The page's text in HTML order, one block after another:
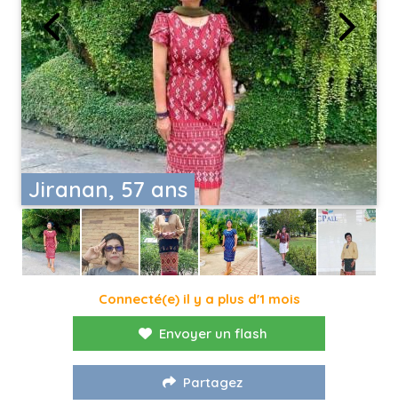
Jiranan, 57 ans
Connecté(e) il y a plus d'1 mois
Envoyer un flash
Partagez